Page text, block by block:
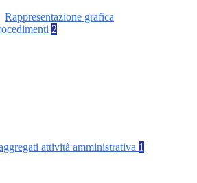
Rappresentazione grafica
2
attività amministrativa 1